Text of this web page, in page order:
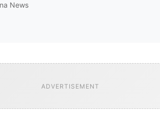
News
ADVERTISEMENT